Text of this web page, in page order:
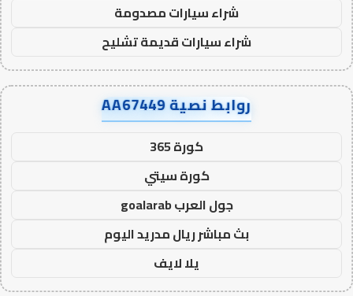
شراء سيارات مصدومة
شراء سيارات قديمة تشليح
روابط نصية AA67449
كورة 365
كورة سيتي
جول العرب goalarab
بث مباشر ريال مدريد اليوم
يلا لايف